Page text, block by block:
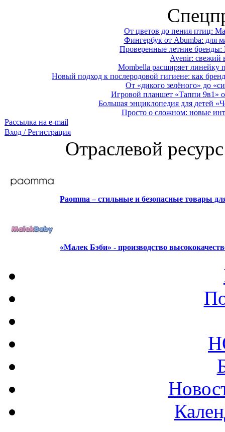
От цветов до пения птиц:
Фингербук от Abumba: для
Проверенные летние
Avenir: свежий
Mombella расширяет линейку
Новый подход к послеродовой гигиене: как
От «дикого зелёного» до
Игровой планшет «Таппи 9в1»
Большая энциклопедия для детей
Просто о сложном: новые
Рассылка на e-mail
Вход / Регистрация
Отраслевой
Paomma – стильные и безопасные товары
«Малек Бэби» - производство